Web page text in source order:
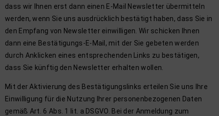
dass wir Ihnen erst dann einen E-Mail Newsletter übermitteln
werden, wenn Sie uns ausdrücklich bestätigt haben, dass Sie in
den Empfang von Newsletter einwilligen. Wir schicken Ihnen
dann eine Bestätigungs-E-Mail, mit der Sie gebeten werden
durch Anklicken eines entsprechenden Links zu bestätigen,
dass Sie künftig den Newsletter erhalten wollen.
Mit der Aktivierung des Bestätigungslinks erteilen Sie uns Ihre
Einwilligung für die Nutzung Ihrer personenbezogenen Daten
gemäß Art. 6 Abs. 1 lit. a DSGVO. Bei der Anmeldung zum